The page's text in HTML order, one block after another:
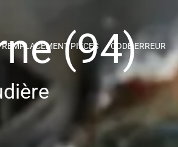
REMPLACEMENT PIÈCES CODE ERREUR
(94)